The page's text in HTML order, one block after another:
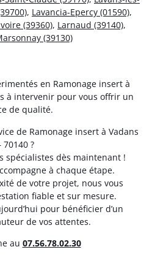
, Lavancia-Epercy (01590),
(39360), Larnaud (39140),
(39130)
en Ramonage insert à
à intervenir pour vous offrir un
de qualité.
de Ramonage insert à Vadans
70140 ?
spécialistes dès maintenant !
à chaque étape.
de votre projet, nous vous
fiable et sur mesure.
pour bénéficier d’un
de vos attentes.
au 07.56.78.02.30